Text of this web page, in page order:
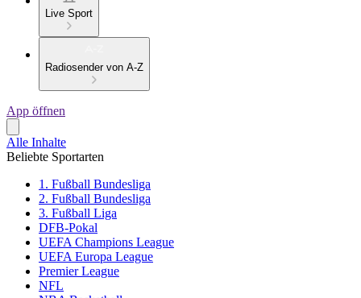
Live Sport
Radiosender von A-Z
App öffnen
Alle Inhalte
Beliebte Sportarten
1. Fußball Bundesliga
2. Fußball Bundesliga
3. Fußball Liga
DFB-Pokal
UEFA Champions League
UEFA Europa League
Premier League
NFL